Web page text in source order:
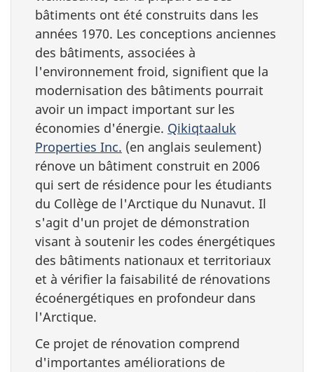
bâtiments ont été construits dans les
années 1970. Les conceptions anciennes
des bâtiments, associées à
l'environnement froid, signifient que la
modernisation des bâtiments pourrait
avoir un impact important sur les
économies d'énergie. Qikiqtaaluk
Properties Inc. (en anglais seulement)
rénove un bâtiment construit en 2006
qui sert de résidence pour les étudiants
du Collège de l'Arctique du Nunavut. Il
s'agit d'un projet de démonstration
visant à soutenir les codes énergétiques
des bâtiments nationaux et territoriaux
et à vérifier la faisabilité de rénovations
écoénergétiques en profondeur dans
l'Arctique.
Ce projet de rénovation comprend
d'importantes améliorations de